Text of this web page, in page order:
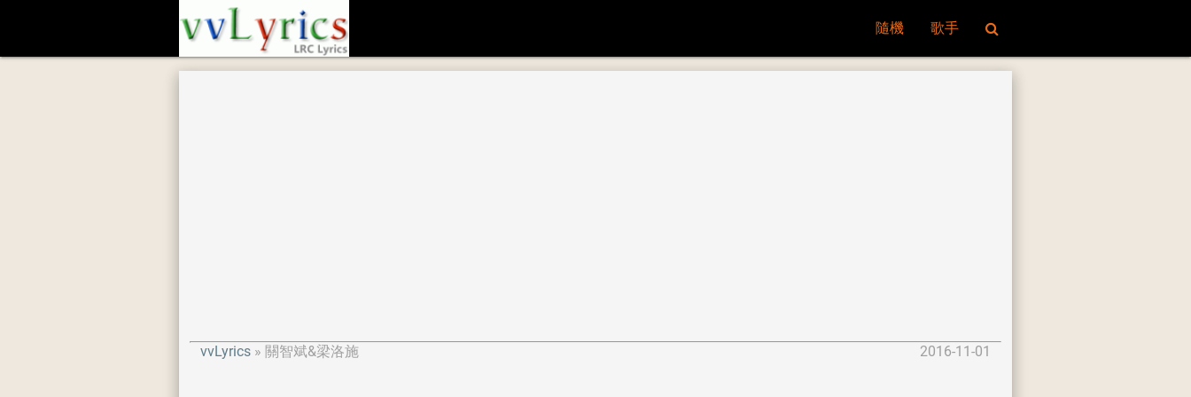
隨機 歌手
vvLyrics 關智斌&梁洛施 2016-11-01